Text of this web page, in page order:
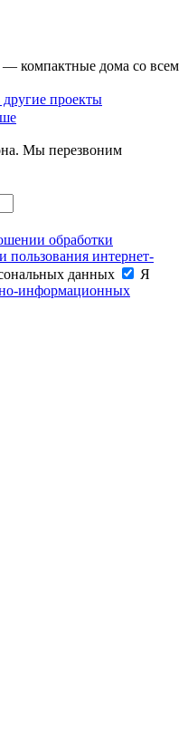
компактные дома со всем
проекты
Мы перезвоним
обработки
пользования интернет-
данных
Я
информационных